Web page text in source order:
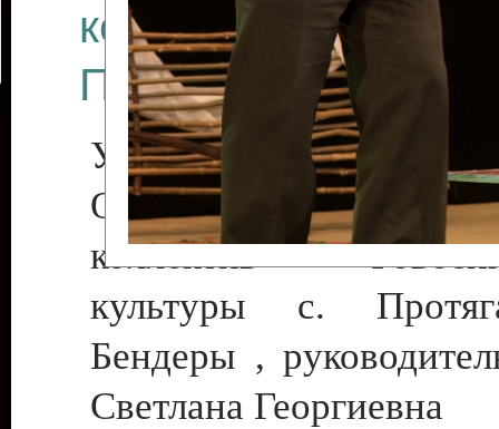
коллективов
Приднестровского
Участники фестиваля:
Образцовый
коллектив
культуры с.
Бендеры ,
Светлана Георгиевна